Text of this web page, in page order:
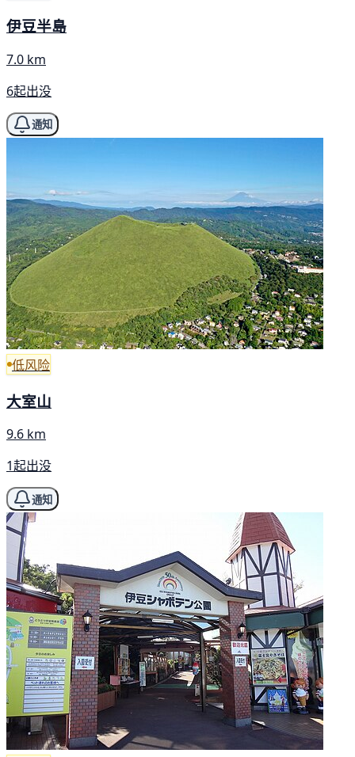
伊豆半島
7.0 km
6起出没
通知
低风险
大室山
9.6 km
1起出没
通知